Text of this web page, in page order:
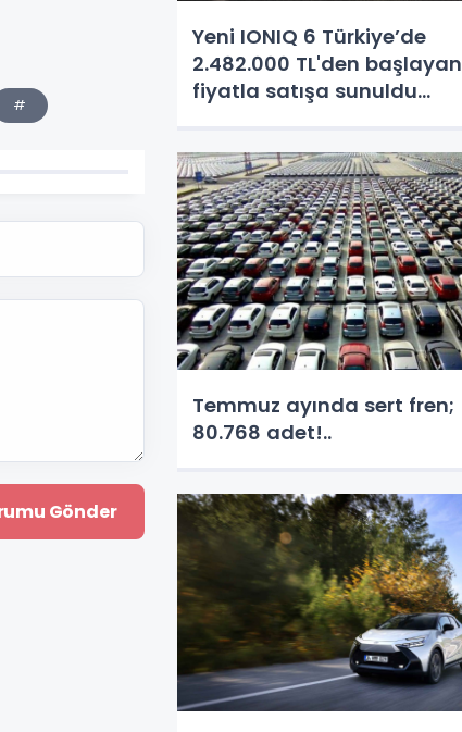
#
Yeni IONIQ 6 Türkiye’de
2.482.000 TL'den başlayan
fiyatla satışa sunuldu...
Temmuz ayında sert fren;
80.768 adet!..